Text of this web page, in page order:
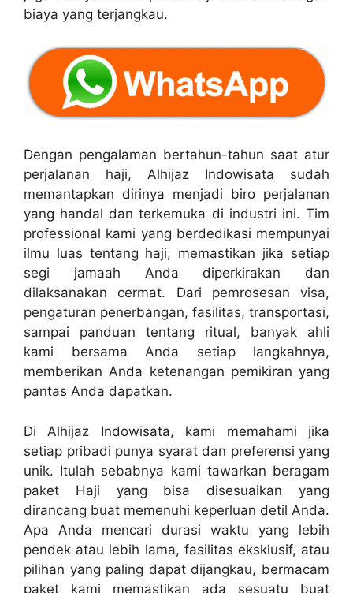
biaya yang terjangkau.
Dengan pengalaman bertahun-tahun saat atur
perjalanan haji, Alhijaz Indowisata sudah
memantapkan dirinya menjadi biro perjalanan
yang handal dan terkemuka di industri ini. Tim
professional kami yang berdedikasi mempunyai
ilmu luas tentang haji, memastikan jika setiap
segi jamaah Anda diperkirakan dan
dilaksanakan cermat. Dari pemrosesan visa,
pengaturan penerbangan, fasilitas, transportasi,
sampai panduan tentang ritual, banyak ahli
kami bersama Anda setiap langkahnya,
memberikan Anda ketenangan pemikiran yang
pantas Anda dapatkan.
Di Alhijaz Indowisata, kami memahami jika
setiap pribadi punya syarat dan preferensi yang
unik. Itulah sebabnya kami tawarkan beragam
paket Haji yang bisa disesuaikan yang
dirancang buat memenuhi keperluan detil Anda.
Apa Anda mencari durasi waktu yang lebih
pendek atau lebih lama, fasilitas eksklusif, atau
pilihan yang paling dapat dijangkau, bermacam
paket kami memastikan ada sesuatu buat